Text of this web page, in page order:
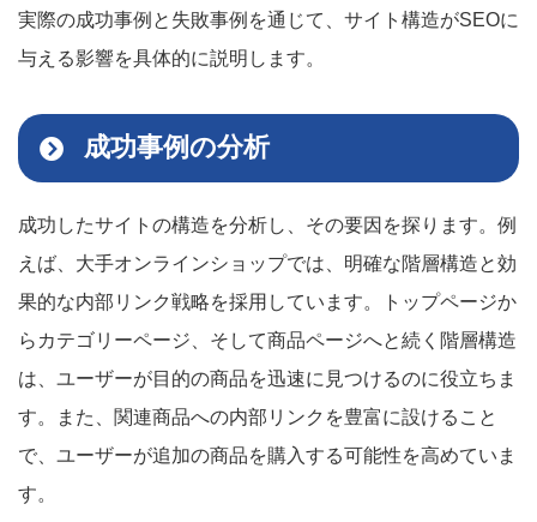
実際の成功事例と失敗事例を通じて、サイト構造がSEOに
与える影響を具体的に説明します。
成功事例の分析
成功したサイトの構造を分析し、その要因を探ります。例
えば、大手オンラインショップでは、明確な階層構造と効
果的な内部リンク戦略を採用しています。トップページか
らカテゴリーページ、そして商品ページへと続く階層構造
は、ユーザーが目的の商品を迅速に見つけるのに役立ちま
す。また、関連商品への内部リンクを豊富に設けること
で、ユーザーが追加の商品を購入する可能性を高めていま
す。